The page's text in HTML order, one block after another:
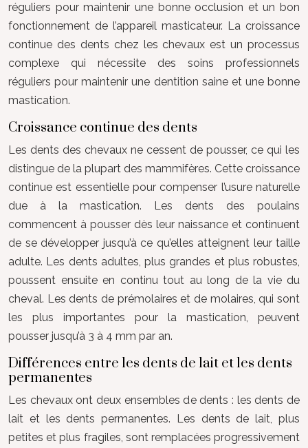
réguliers pour maintenir une bonne occlusion et un bon
fonctionnement de l’appareil masticateur. La croissance
continue des dents chez les chevaux est un processus
complexe qui nécessite des soins professionnels
réguliers pour maintenir une dentition saine et une bonne
mastication.
Croissance continue des dents
Les dents des chevaux ne cessent de pousser, ce qui les
distingue de la plupart des mammifères. Cette croissance
continue est essentielle pour compenser l’usure naturelle
due à la mastication. Les dents des poulains
commencent à pousser dès leur naissance et continuent
de se développer jusqu’à ce qu’elles atteignent leur taille
adulte. Les dents adultes, plus grandes et plus robustes,
poussent ensuite en continu tout au long de la vie du
cheval. Les dents de prémolaires et de molaires, qui sont
les plus importantes pour la mastication, peuvent
pousser jusqu’à 3 à 4 mm par an.
Différences entre les dents de lait et les dents
permanentes
Les chevaux ont deux ensembles de dents : les dents de
lait et les dents permanentes. Les dents de lait, plus
petites et plus fragiles, sont remplacées progressivement